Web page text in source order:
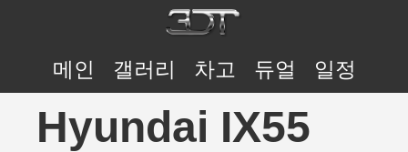
메인 갤러리 차고 듀얼 일정
Hyundai IX55